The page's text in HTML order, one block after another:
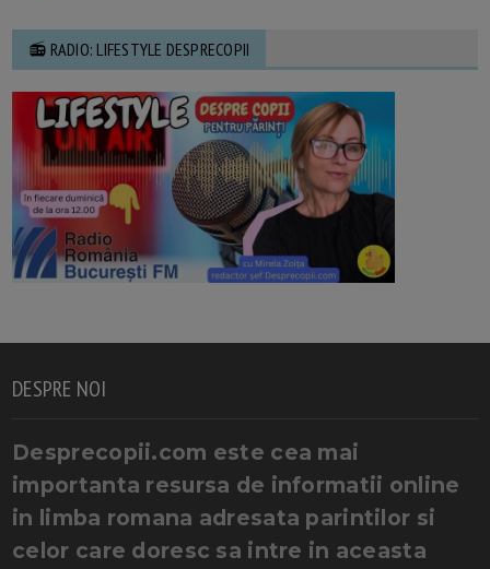
📻 RADIO: LIFESTYLE DESPRECOPII
DESPRE NOI
Desprecopii.com este cea mai
importanta resursa de informatii online
in limba romana adresata parintilor si
celor care doresc sa intre in aceasta